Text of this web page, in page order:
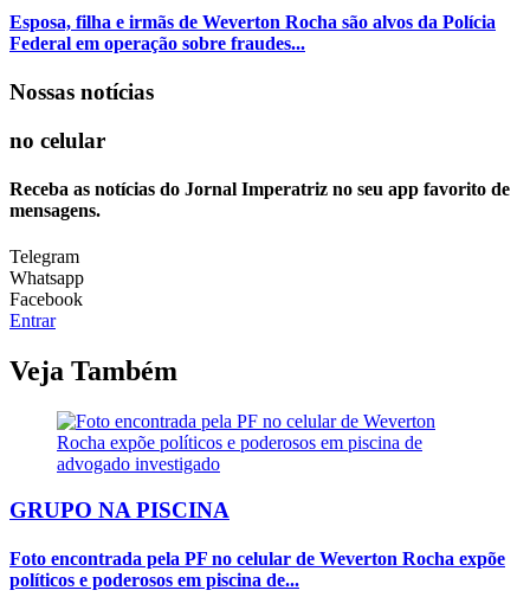
Esposa, filha e irmãs de Weverton Rocha são alvos da Polícia
Federal em operação sobre fraudes...
Nossas notícias
no celular
Receba as notícias do Jornal Imperatriz no seu app favorito de
mensagens.
Telegram
Whatsapp
Facebook
Entrar
Veja Também
GRUPO NA PISCINA
Foto encontrada pela PF no celular de Weverton Rocha expõe
políticos e poderosos em piscina de...